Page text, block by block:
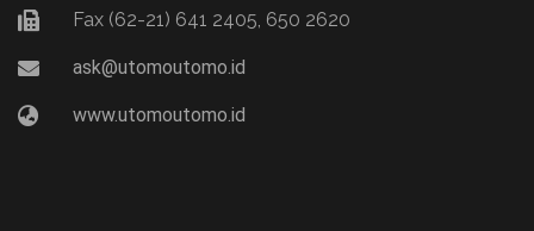
Fax (62-21) 641 2405, 650 2620
ask@utomoutomo.id
www.utomoutomo.id